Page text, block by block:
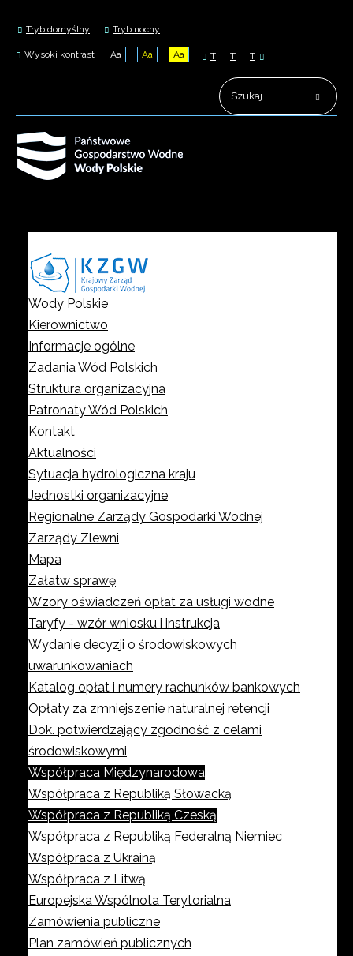
Tryb domyślny Tryb nocny
Wysoki kontrast Aa Aa Aa T T T
Wody Polskie
Kierownictwo
Informacje ogólne
Zadania Wód Polskich
Struktura organizacyjna
Patronaty Wód Polskich
Kontakt
Aktualności
Sytuacja hydrologiczna kraju
Jednostki organizacyjne
Regionalne Zarządy Gospodarki Wodnej
Zarządy Zlewni
Mapa
Załatw sprawę
Wzory oświadczeń opłat za usługi wodne
Taryfy - wzór wniosku i instrukcja
Wydanie decyzji o środowiskowych
uwarunkowaniach
Katalog opłat i numery rachunków bankowych
Opłaty za zmniejszenie naturalnej retencji
Dok. potwierdzający zgodność z celami
środowiskowymi
Współpraca Międzynarodowa
Współpraca z Republiką Słowacką
Współpraca z Republiką Czeską
Współpraca z Republiką Federalną Niemiec
Współpraca z Ukrainą
Współpraca z Litwą
Europejska Wspólnota Terytorialna
Zamówienia publiczne
Plan zamówień publicznych